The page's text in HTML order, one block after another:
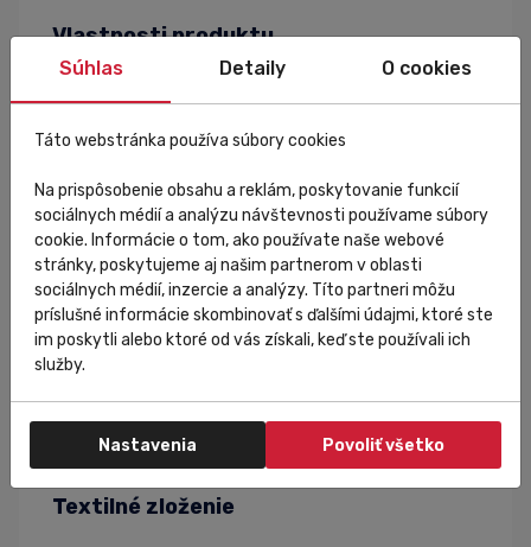
Vlastnosti produktu
Vhodné pre teploty
Reflexné prvkyna zadnom diele.
Kvalitný a odolný zips VISLON® YKK.
Váha 125 g.
Špecifikácia
Šport/použitie: cyklistika
Pohlavie/typ: dámsky
Sezóna/obdobie: leto
Kolekcia: Solid Color Block
Textilné zloženie
Súhlas Detaily O cookies
Táto webstránka používa súbory cookies
Na prispôsobenie obsahu a reklám, poskytovanie funkcií
sociálnych médií a analýzu návštevnosti používame súbory
cookie. Informácie o tom, ako používate naše webové
stránky, poskytujeme aj našim partnerom v oblasti
sociálnych médií, inzercie a analýzy. Títo partneri môžu
príslušné informácie skombinovať s ďalšími údajmi, ktoré ste
im poskytli alebo ktoré od vás získali, keď ste používali ich
služby.
Nastavenia Povoliť všetko